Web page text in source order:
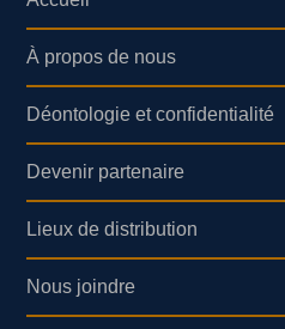
À propos de nous
Déontologie et confidentialité
Devenir partenaire
Lieux de distribution
Nous joindre